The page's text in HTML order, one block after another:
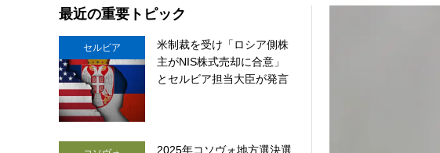
最近の重要トピック
セルビア
米制裁を受け「ロシア側株
主がNIS株式売却に合意」
とセルビア担当大臣が発言
2025年コソヴォ地方選決選